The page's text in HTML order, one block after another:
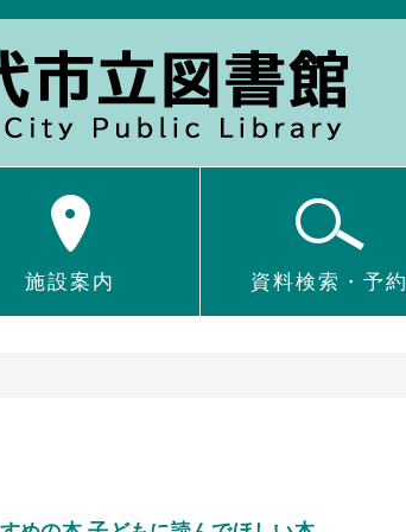
施設案内 資料検索・予約